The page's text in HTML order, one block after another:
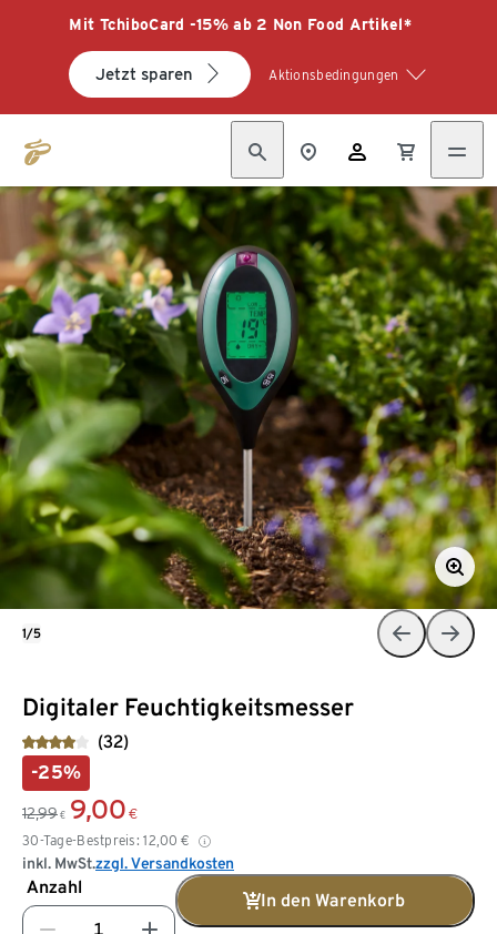
Mit TchiboCard -15% ab 2 Non Food Artikel*
Jetzt sparen Aktionsbedingungen
Digitaler Feuchtigkeitsmesser
(32)
-25%
12,99 € 9,00 €
30-Tage-Bestpreis: 12,00 €
inkl. MwSt.zzgl. Versandkosten
Anzahl
In den Warenkorb
1/5